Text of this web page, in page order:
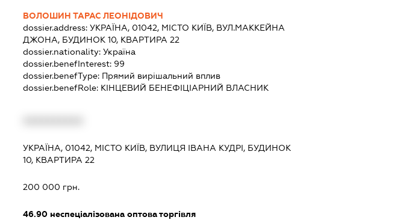
ВОЛОШИН ТАРАС ЛЕОНІДОВИЧ
dossier.address:УКРАЇНА, 01042, МІСТО КИЇВ, ВУЛ.МАККЕЙНА
ДЖОНА, БУДИНОК 10, КВАРТИРА 22
dossier.nationality:Україна
dossier.benefInterest: 99
dossier.benefType: Прямий вирішальний вплив
dossier.benefRole: КІНЦЕВИЙ БЕНЕФІЦІАРНИЙ ВЛАСНИК
УКРАЇНА, 01042, МІСТО КИЇВ, ВУЛИЦЯ ІВАНА КУДРІ, БУДИНОК
10, КВАРТИРА 22
200 000 грн.
46.90 неспеціалізована оптова торгівля